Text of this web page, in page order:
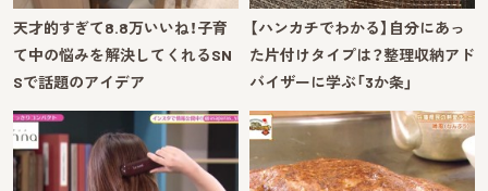
天才的すぎて8.8万いいね！子育
て中の悩みを解決してくれるSN
Sで話題のアイデア
【ハンカチでわかる】自分にあっ
た片付けタイプは？整理収納アド
バイザーに学ぶ「3か条」